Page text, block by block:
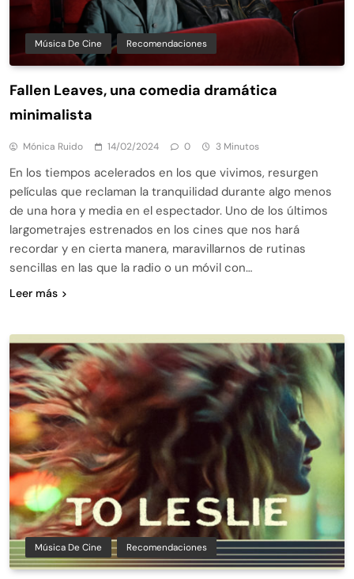
Música De Cine Recomendaciones
Fallen Leaves, una comedia dramática
minimalista
Mónica Ruido 14/02/2024 0 3 Minutos
En los tiempos acelerados en los que vivimos, resurgen
películas que reclaman la tranquilidad durante algo menos
de una hora y media en el espectador. Uno de los últimos
largometrajes estrenados en los cines que nos hará
recordar y en cierta manera, maravillarnos de rutinas
sencillas en las que la radio o un móvil con…
Leer más
Música De Cine Recomendaciones